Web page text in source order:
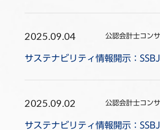
2025.09.04 公認会計士コン
サステナビリティ情報開示：
2025.09.02 公認会計士コン
サステナビリティ情報開示：